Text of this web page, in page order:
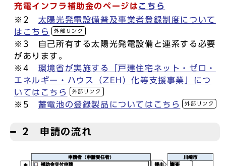
充電インフラ補助金のページは こちら
※2 太陽光発電設備普及事業者登録制度について
はこちら
外部リンク
※3 自己所有する太陽光発電設備と連系する必要
があります。
※4 環境省が実施する「戸建住宅ネット・ゼロ・
エネルギー・ハウス（ZEH）化等支援事業」につ
いてはこちら
外部リンク
※5 蓄電池の登録製品についてはこちら 外部リンク
2 申請の流れ